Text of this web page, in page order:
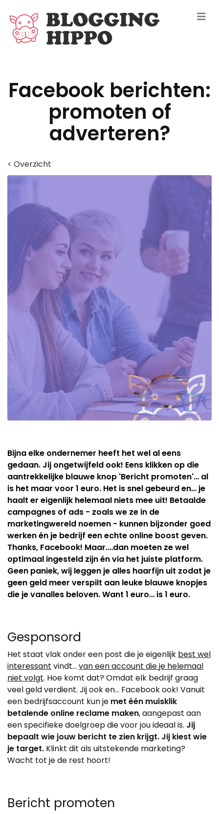
Facebook berichten:
promoten of
adverteren?
< Overzicht
Bijna elke ondernemer heeft het wel al eens
gedaan. Jij ongetwijfeld ook! Eens klikken op die
aantrekkelijke blauwe knop 'Bericht promoten'… al
is het maar voor 1 euro. Het is snel gebeurd en… je
haalt er eigenlijk helemaal niets mee uit! Betaalde
campagnes of ads - zoals we ze in de
marketingwereld noemen - kunnen bijzonder goed
werken én je bedrijf een echte online boost geven.
Thanks, Facebook! Maar.…dan moeten ze wel
optimaal ingesteld zijn én via het juiste platform.
Geen paniek, wij leggen je alles haarfijn uit zodat je
geen geld meer verspilt aan leuke blauwe knopjes
die je vanalles beloven. Want 1 euro… is 1 euro.
Gesponsord
Het staat vlak onder een post die je eigenlijk best wel
interessant vindt… van een account die je helemaal
niet volgt. Hoe komt dat? Omdat elk bedrijf graag
veel geld verdient. Jij ook en… Facebook ook! Vanuit
een bedrijfsaccount kun je met één muisklik
betalende online reclame maken, aangepast aan
een specifieke doelgroep die voor jou ideaal is. Jij
bepaalt wie jouw bericht te zien krijgt. Jij kiest wie
je target. Klinkt dit als uitstekende marketing?
Wacht tot je de rest hoort!
Bericht promoten